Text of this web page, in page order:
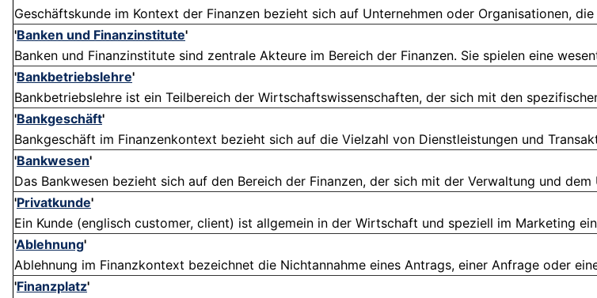
Geschäftskunde im Kontext der Finanzen bezieht sich auf Unternehmen oder Organisationen,
'Banken und Finanzinstitute'
Banken und Finanzinstitute sind zentrale Akteure im Bereich der Finanzen. Sie spielen eine
'Bankbetriebslehre'
Bankbetriebslehre ist ein Teilbereich der Wirtschaftswissenschaften, der sich mit den
'Bankgeschäft'
Bankgeschäft im Finanzenkontext bezieht sich auf die Vielzahl von Dienstleistungen und
'Bankwesen'
Das Bankwesen bezieht sich auf den Bereich der Finanzen, der sich mit der Verwaltung und dem
'Privatkunde'
Ein Kunde (englisch customer, client) ist allgemein in der Wirtschaft und speziell im Marketing
'Ablehnung'
Ablehnung im Finanzkontext bezeichnet die Nichtannahme eines Antrags, einer Anfrage oder
'Finanzplatz'